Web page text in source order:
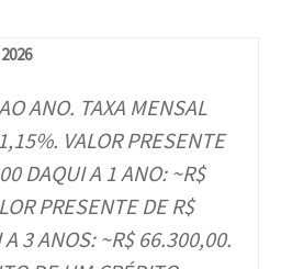
ANO. TAXA MENSAL
VALOR PRESENTE
DAQUI A 1 ANO: ~R$
PRESENTE DE R$
3 ANOS: ~R$ 66.300,00.